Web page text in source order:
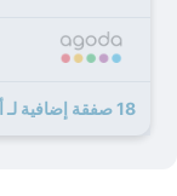
18 صفقة إضافية لـ أسلو جولد سميدين